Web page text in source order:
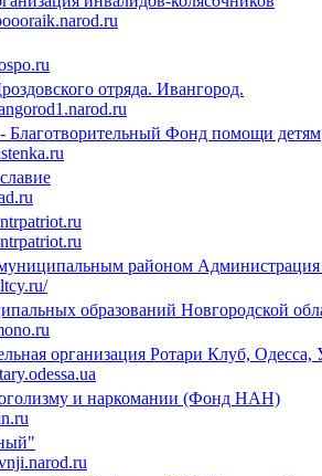
отряда. Ивангород.
Благотворительный Фонд помощи детям
районом
образований Новгородской
организация Ротари Клуб, Одесса,
и наркомании (Фонд НАН)